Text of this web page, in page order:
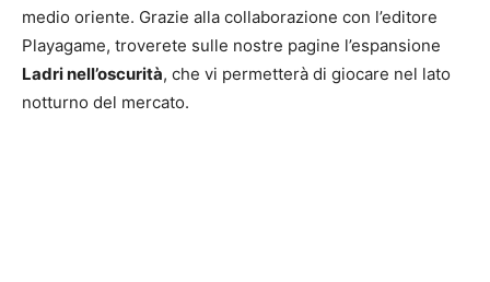
medio oriente. Grazie alla collaborazione con l’editore
Playagame, troverete sulle nostre pagine l’espansione
Ladri nell’oscurità, che vi permetterà di giocare nel lato
notturno del mercato.